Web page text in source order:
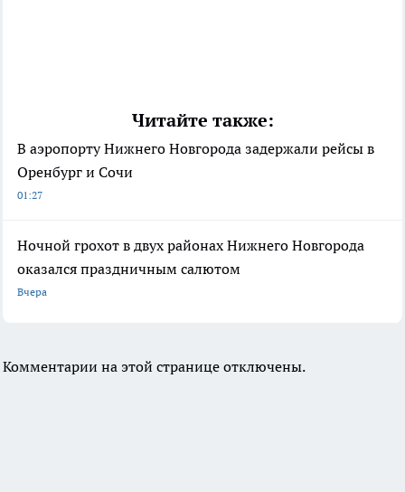
Читайте также:
В аэропорту Нижнего Новгорода задержали рейсы в
Оренбург и Сочи
01:27
Ночной грохот в двух районах Нижнего Новгорода
оказался праздничным салютом
Вчера
Комментарии на этой странице отключены.